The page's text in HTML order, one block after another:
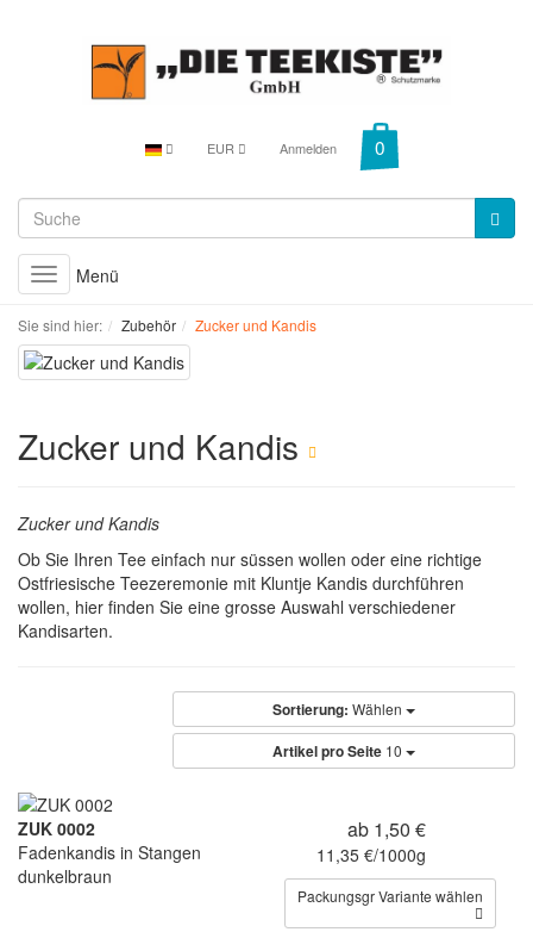
EUR Anmelden
Toggle
navigation
Menü
Sie sind hier: Zubehör Zucker und Kandis
Zucker und Kandis
Zucker und Kandis
Ob Sie Ihren Tee einfach nur süssen wollen oder eine richtige
Ostfriesische Teezeremonie mit Kluntje Kandis durchführen
wollen, hier finden Sie eine grosse Auswahl verschiedener
Kandisarten.
Sortierung: Wählen
Artikel pro Seite 10
ZUK 0002
Fadenkandis in Stangen
dunkelbraun
ab 1,50 €
11,35 €/1000g
Packungsgr Variante wählen